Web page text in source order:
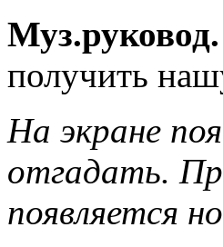
Муз.руковод.
получить
На экране
отгадать.
появляется